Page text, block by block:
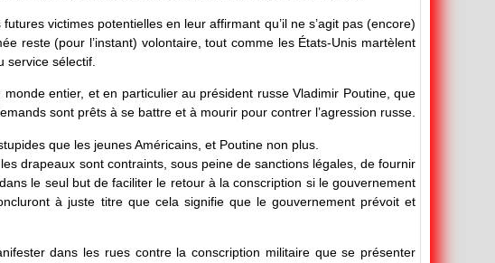
victimes potentielles en leur affirmant qu’il ne s’agit pas (encore)
reste (pour l’instant) volontaire, tout comme les États-Unis martèlent
service sélectif.
monde entier, et en particulier au président russe Vladimir Poutine, que
sont prêts à se battre et à mourir pour contrer l’agression russe.
que les jeunes Américains, et Poutine non plus.
drapeaux sont contraints, sous peine de sanctions légales, de fournir
le seul but de faciliter le retour à la conscription si le gouvernement
à juste titre que cela signifie que le gouvernement prévoit et
dans les rues contre la conscription militaire que se présenter